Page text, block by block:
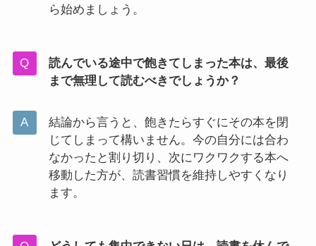
ら始めましょう。
読んでいる途中で飽きてしまった本は、最後
まで無理して読むべきでしょうか？
結論から言うと、飽きたらすぐにその本を閉
じてしまって構いません。今の自分には合わ
なかったと割り切り、次にワクワクする本へ
移動した方が、読書習慣を維持しやすくなり
ます。